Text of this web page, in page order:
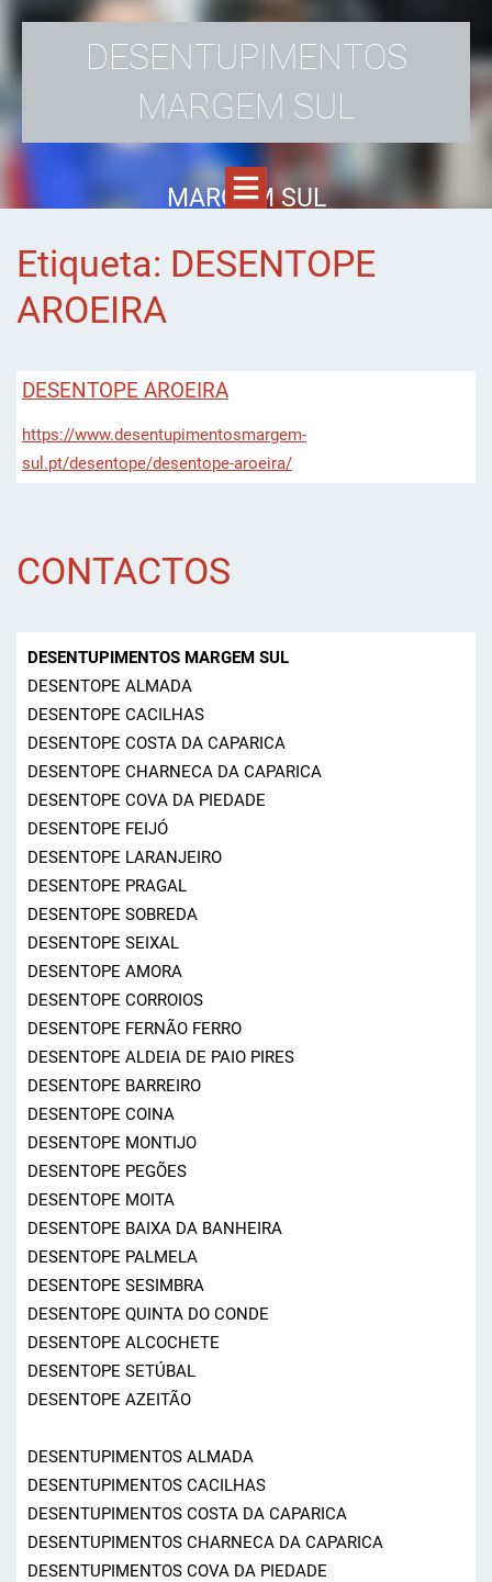
DESENTUPIMENTOS
MARGEM SUL
MARGEM SUL
Etiqueta: DESENTOPE
AROEIRA
DESENTOPE AROEIRA
https://www.desentupimentosmargem-
sul.pt/desentope/desentope-aroeira/
CONTACTOS
DESENTUPIMENTOS MARGEM SUL
DESENTOPE ALMADA
DESENTOPE CACILHAS
DESENTOPE COSTA DA CAPARICA
DESENTOPE CHARNECA DA CAPARICA
DESENTOPE COVA DA PIEDADE
DESENTOPE FEIJÓ
DESENTOPE LARANJEIRO
DESENTOPE PRAGAL
DESENTOPE SOBREDA
DESENTOPE SEIXAL
DESENTOPE AMORA
DESENTOPE CORROIOS
DESENTOPE FERNÃO FERRO
DESENTOPE ALDEIA DE PAIO PIRES
DESENTOPE BARREIRO
DESENTOPE COINA
DESENTOPE MONTIJO
DESENTOPE PEGÕES
DESENTOPE MOITA
DESENTOPE BAIXA DA BANHEIRA
DESENTOPE PALMELA
DESENTOPE SESIMBRA
DESENTOPE QUINTA DO CONDE
DESENTOPE ALCOCHETE
DESENTOPE SETÚBAL
DESENTOPE AZEITÃO
DESENTUPIMENTOS ALMADA
DESENTUPIMENTOS CACILHAS
DESENTUPIMENTOS COSTA DA CAPARICA
DESENTUPIMENTOS CHARNECA DA CAPARICA
DESENTUPIMENTOS COVA DA PIEDADE